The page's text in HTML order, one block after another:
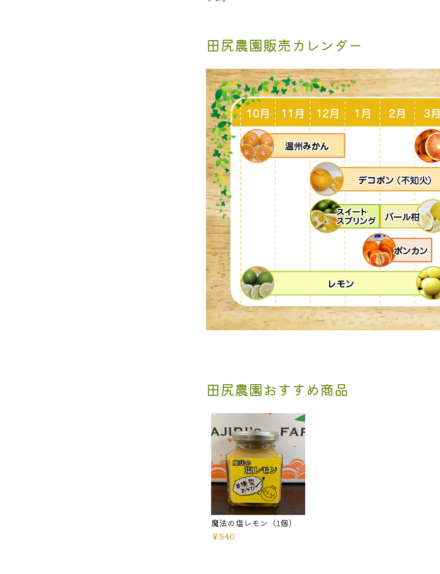
田尻農園販売カレンダー
田尻農園おすすめ商品
魔法の塩レモン（1個）
￥540